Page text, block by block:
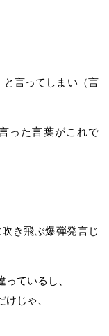
言ってしまい（言
った言葉がこれで
き飛ぶ爆弾発言じ
ているし、
じゃ、